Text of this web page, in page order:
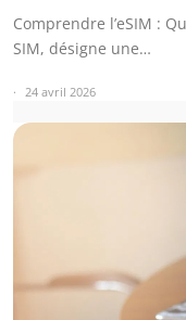
Comprendre l’eSIM :
SIM, désigne une…
24 avril 2026